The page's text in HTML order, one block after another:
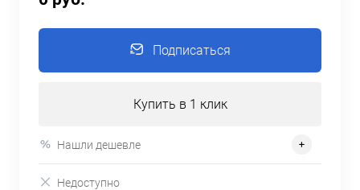
Подписаться
Купить в 1 клик
Нашли дешевле
Недоступно